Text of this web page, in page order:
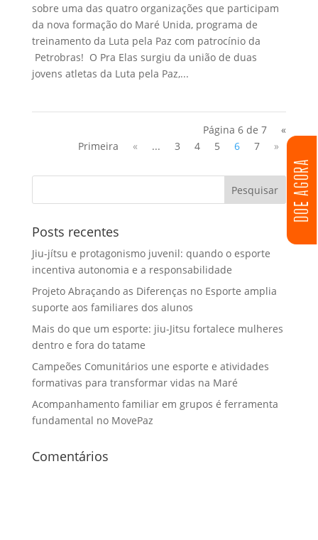
DOE AGORA
sobre uma das quatro organizações que participam
da nova formação do Maré Unida, programa de
treinamento da Luta pela Paz com patrocínio da
Petrobras! O Pra Elas surgiu da união de duas
jovens atletas da Luta pela Paz,...
Página 6 de 7
«
Primeira
« ... 3 4 5 6 7 »
Posts recentes
Jiu-jítsu e protagonismo juvenil: quando o esporte
incentiva autonomia e a responsabilidade
Projeto Abraçando as Diferenças no Esporte amplia
suporte aos familiares dos alunos
Mais do que um esporte: jiu-Jitsu fortalece mulheres
dentro e fora do tatame
Campeões Comunitários une esporte e atividades
formativas para transformar vidas na Maré
Acompanhamento familiar em grupos é ferramenta
fundamental no MovePaz
Comentários